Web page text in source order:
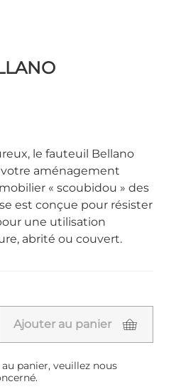
le fauteuil Bellano
votre aménagement
« scoubidou » des
est conçue pour résister
une utilisation
abrité ou couvert.
Ajouter au panier
panier, veuillez nous